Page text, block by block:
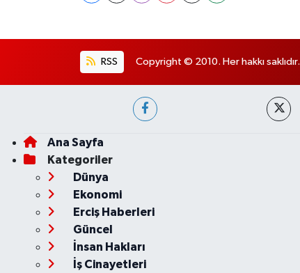
RSS Copyright © 2010. Her hakkı saklıdır.
Ana Sayfa
Kategoriler
Dünya
Ekonomi
Erciş Haberleri
Güncel
İnsan Hakları
İş Cinayetleri